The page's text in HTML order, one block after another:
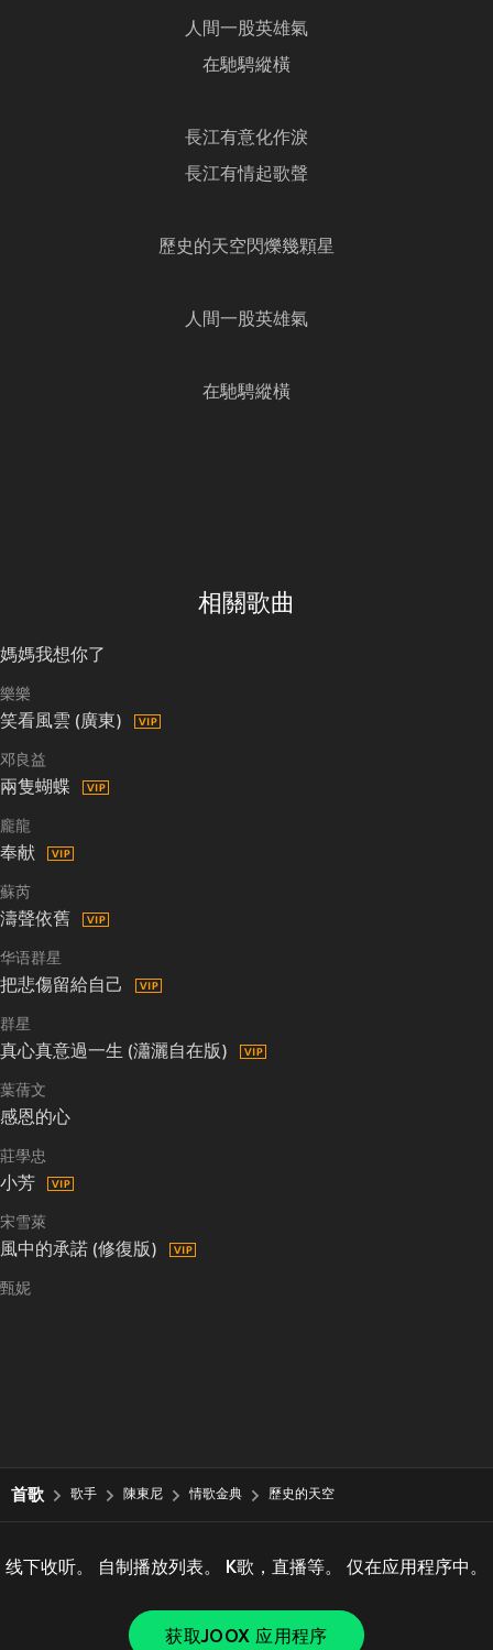
人間一股英雄氣
在馳騁縱橫
長江有意化作淚
長江有情起歌聲
歷史的天空閃爍幾顆星
人間一股英雄氣
在馳騁縱橫
相關歌曲
媽媽我想你了
樂樂
笑看風雲 (廣東)
邓良益
兩隻蝴蝶
龐龍
奉献
蘇芮
濤聲依舊
华语群星
把悲傷留給自己
群星
真心真意過一生 (瀟灑自在版)
葉蒨文
感恩的心
莊學忠
小芳
宋雪萊
風中的承諾 (修復版)
甄妮
首歌 歌手 陳東尼 情歌金典 歷史的天空
线下收听。 自制播放列表。 K歌，直播等。 仅在应用程序中。
获取JOOX 应用程序